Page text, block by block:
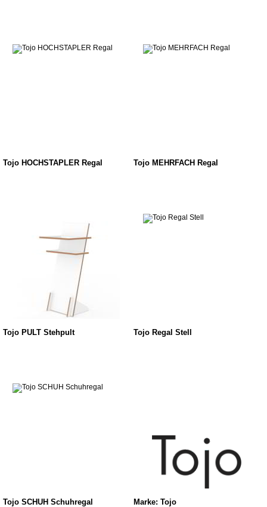
Tojo HOCHSTAPLER Regal Tojo MEHRFACH Regal
Tojo PULT Stehpult Tojo Regal Stell
Tojo SCHUH Schuhregal Marke: Tojo